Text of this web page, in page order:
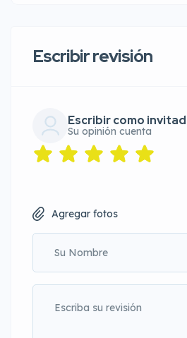
Escribir revisión
Escribir como
Su opinión cuenta
Agregar fotos